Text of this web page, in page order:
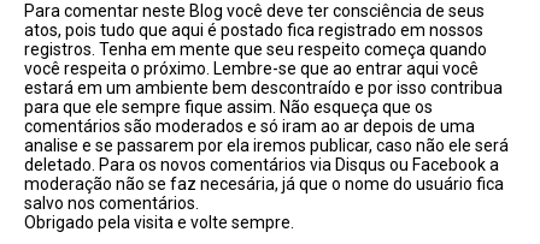
Para comentar neste Blog você deve ter consciência de seus
atos, pois tudo que aqui é postado fica registrado em nossos
registros. Tenha em mente que seu respeito começa quando
você respeita o próximo. Lembre-se que ao entrar aqui você
estará em um ambiente bem descontraído e por isso contribua
para que ele sempre fique assim. Não esqueça que os
comentários são moderados e só iram ao ar depois de uma
analise e se passarem por ela iremos publicar, caso não ele será
deletado. Para os novos comentários via Disqus ou Facebook a
moderação não se faz necesária, já que o nome do usuário fica
salvo nos comentários.
Obrigado pela visita e volte sempre.